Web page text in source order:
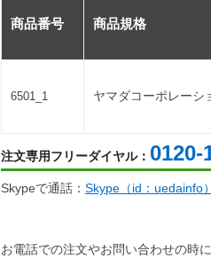
商品番号 商品規格
6501_1 ヤマダコーポレー
注文専用フリーダイヤル： 0120-
Skypeで通話： Skype（id：uedainfo
お電話での注文やお問い合わせの時